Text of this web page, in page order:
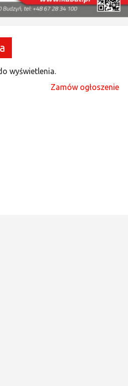
wyświetlenia.
Zamów ogłoszenie